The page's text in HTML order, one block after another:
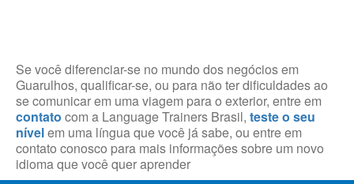
Se você diferenciar-se no mundo dos negócios em
Guarulhos, qualificar-se, ou para não ter dificuldades ao
se comunicar em uma viagem para o exterior, entre em
contato com a Language Trainers Brasil, teste o seu
nívelem uma língua que você já sabe, ou entre em
contato conosco para mais informações sobre um novo
idioma que você quer aprender